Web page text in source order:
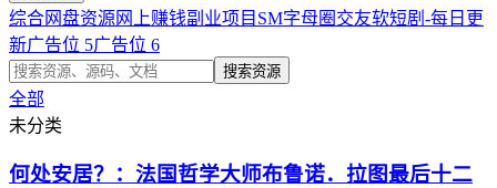
综合网盘资源 网上赚钱副业项目 SM字母圈交友软短剧-每日更
新广告位 5广告位 6
搜索资源
全部
未分类
何处安居？：法国哲学大师布鲁诺．拉图最后十二